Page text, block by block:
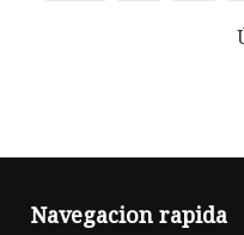
Navegacion rapida